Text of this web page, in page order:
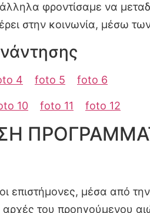
φροντίσαμε να
στην κοινωνία,
4 foto 5 foto 6
10 foto 11 foto 12
επιστήμονες, μέσα από
του προηγούμενου